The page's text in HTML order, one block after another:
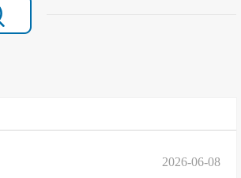
2026-06-08